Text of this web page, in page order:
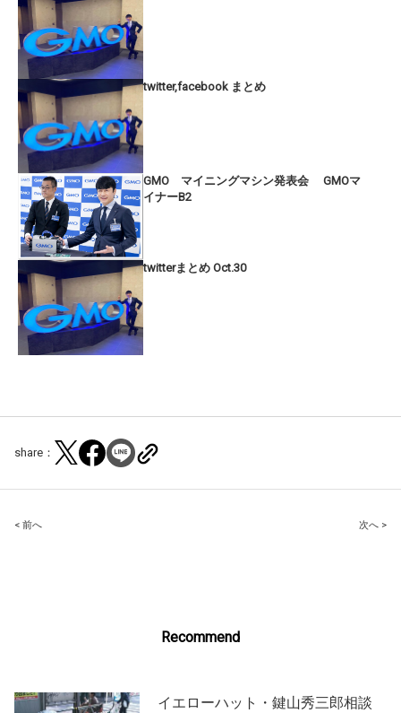
twitter,facebook まとめ
GMO マイニングマシン発表会 GMOマ
イナーB2
twitterまとめ Oct.30
share：
Post
< 前へ 次へ >
Recommend
イエローハット・鍵山秀三郎相談